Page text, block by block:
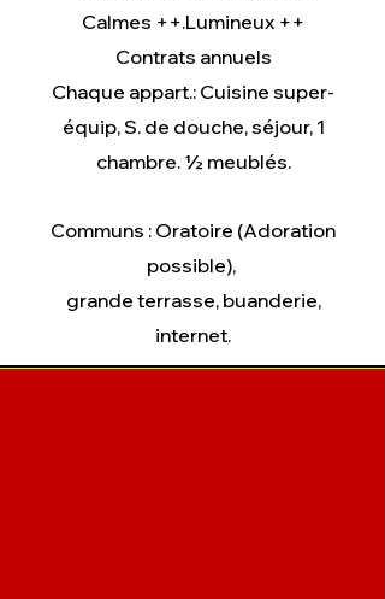
Calmes ++.Lumineux ++
Contrats annuels
Chaque appart.: Cuisine super-
équip, S. de douche, séjour, 1
chambre. ½ meublés.
Communs : Oratoire (Adoration
possible),
grande terrasse, buanderie,
internet.